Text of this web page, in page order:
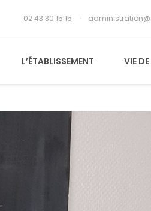
02 43 30 15 15
L’ÉTABLISSEMENT VIE